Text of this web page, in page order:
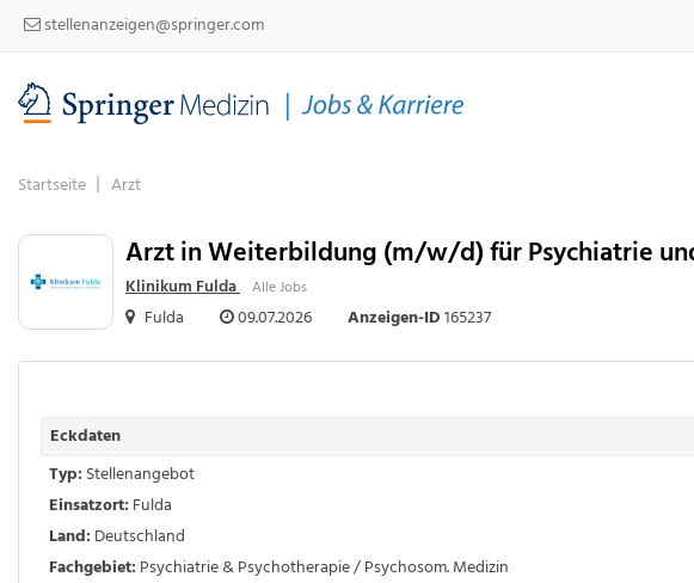
stellenanzeigen@springer.com
Startseite Arzt
Arzt in Weiterbildung (m/w/d) für Psychiatrie
Klinikum Fulda Alle Jobs
Fulda 09.07.2026 Anzeigen-ID165237
Eckdaten
Typ: Stellenangebot
Einsatzort: Fulda
Land: Deutschland
Fachgebiet: Psychiatrie & Psychotherapie / Psychosom. Medizin